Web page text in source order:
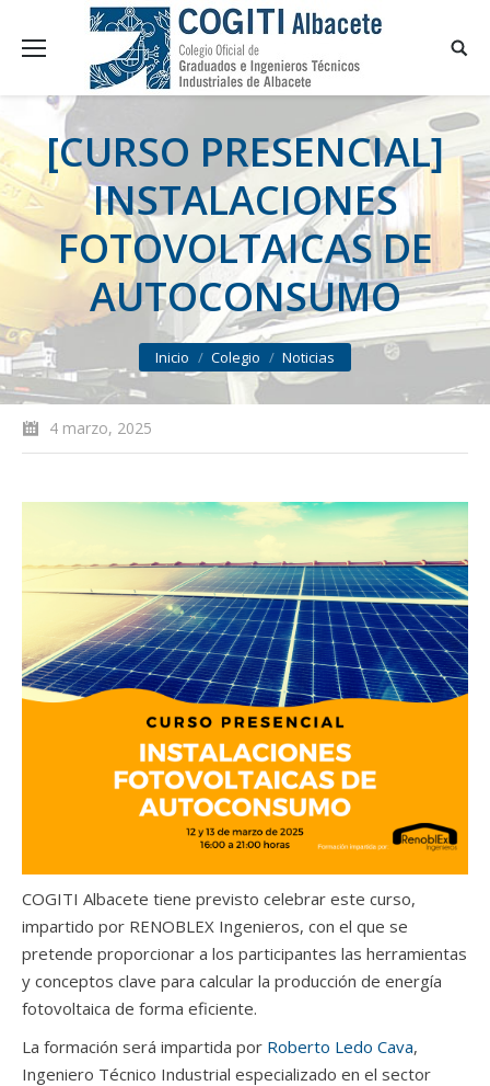
[CURSO PRESENCIAL]
INSTALACIONES
FOTOVOLTAICAS DE
AUTOCONSUMO
You are here:
Inicio Colegio Noticias
4 marzo, 2025
COGITI Albacete tiene previsto celebrar este curso,
impartido por RENOBLEX Ingenieros, con el que se
pretende proporcionar a los participantes las herramientas
y conceptos clave para calcular la producción de energía
fotovoltaica de forma eficiente.
La formación será impartida por Roberto Ledo Cava,
Ingeniero Técnico Industrial especializado en el sector